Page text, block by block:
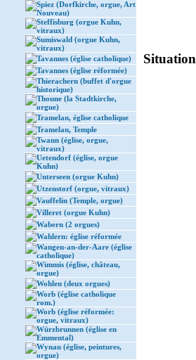
Spiez (Dorfkirche, orgue, Art
Nouveau)
Steffisburg (orgue Kuhn,
vitraux)
Sumiswald (orgue Kuhn,
vitraux)
Tavannes (église catholique)
Tavannes (église réformée)
Thierachern (buffet d'orgue
historique)
Thoune (la Stadtkirche,
orgue)
Tramelan, église catholique
Tramelan, Temple
Twann (église, orgue,
vitraux)
Uetendorf (église, orgue
Kuhn)
Unterseen (orgue Kuhn)
Utzenstorf (orgue, vitraux)
Vauffelin (Temple, orgue)
Villeret (orgue Kuhn)
Wabern (2 orgues)
Wahlern: église réformée
Wangen-an-der-Aare (église
catholique)
Wimmis (église, château,
orgue)
Wohlen (deux orgues)
Worb (église catholique
rom.)
Worb (église réformée:
orgue, vitraux)
Würzbrunnen (église en
Emmental)
Wynau (église, peintures,
orgue)